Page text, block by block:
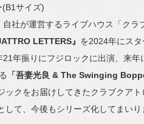
(B1サイズ)
自社が運営するライブハウス「クラ
LETTERS』 を2024年にスタ
21年振りにフジロックに出演、来年
「吾妻光良 & The Swinging
ックをお届けしてきたクラブクアト
て、 今後もシリーズ化してまいり